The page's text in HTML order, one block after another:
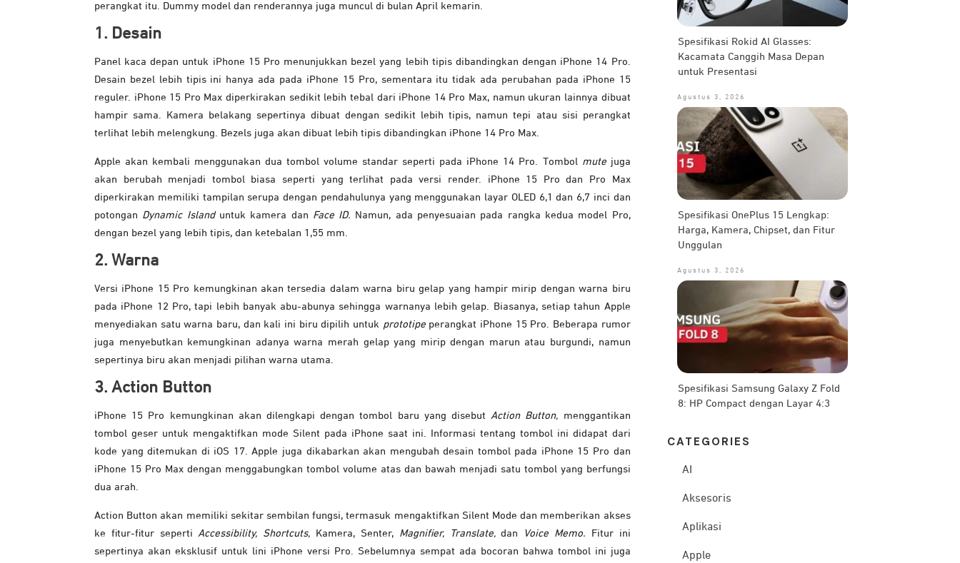
perangkat itu. Dummy model dan renderannya juga muncul di bulan April kemarin.
1. Desain
Panel kaca depan untuk iPhone 15 Pro menunjukkan bezel yang lebih tipis dibandingkan dengan iPhone 14 Pro.
Desain bezel lebih tipis ini hanya ada pada iPhone 15 Pro, sementara itu tidak ada perubahan pada iPhone 15
reguler. iPhone 15 Pro Max diperkirakan sedikit lebih tebal dari iPhone 14 Pro Max, namun ukuran lainnya dibuat
hampir sama. Kamera belakang sepertinya dibuat dengan sedikit lebih tipis, namun tepi atau sisi perangkat
terlihat lebih melengkung. Bezels juga akan dibuat lebih tipis dibandingkan iPhone 14 Pro Max.
Apple akan kembali menggunakan dua tombol volume standar seperti pada iPhone 14 Pro. Tombol mutejuga
akan berubah menjadi tombol biasa seperti yang terlihat pada versi render. iPhone 15 Pro dan Pro Max
diperkirakan memiliki tampilan serupa dengan pendahulunya yang menggunakan layar OLED 6,1 dan 6,7 inci dan
potongan Dynamic Islanduntuk kamera dan Face ID. Namun, ada penyesuaian pada rangka kedua model Pro,
dengan bezel yang lebih tipis, dan ketebalan 1,55 mm.
2. Warna
Versi iPhone 15 Pro kemungkinan akan tersedia dalam warna biru gelap yang hampir mirip dengan warna biru
pada iPhone 12 Pro, tapi lebih banyak abu-abunya sehingga warnanya lebih gelap. Biasanya, setiap tahun Apple
menyediakan satu warna baru, dan kali ini biru dipilih untuk prototipeperangkat iPhone 15 Pro. Beberapa rumor
juga menyebutkan kemungkinan adanya warna merah gelap yang mirip dengan marun atau burgundi, namun
sepertinya biru akan menjadi pilihan warna utama.
3. Action Button
iPhone 15 Pro kemungkinan akan dilengkapi dengan tombol baru yang disebutAction Button, menggantikan
tombol geser untuk mengaktifkan mode Silent pada iPhone saat ini. Informasi tentang tombol ini didapat dari
kode yang ditemukan di iOS 17.Apple juga dikabarkan akan mengubah desain tombol pada iPhone 15 Pro dan
iPhone 15 Pro Max dengan menggabungkan tombol volume atas dan bawah menjadi satu tombol yang berfungsi
dua arah.
Action Button akan memiliki sekitar sembilan fungsi, termasuk mengaktifkan Silent Mode dan memberikan akses
ke fitur-fitur sepertiAccessibility, Shortcuts, Kamera, Senter, Magnifier, Translate,dan Voice Memo.
Fitur ini
sepertinya akan eksklusif untuk lini iPhone versi Pro. Sebelumnya sempat ada bocoran bahwa tombol ini juga
Spesifikasi Rokid AI Glasses:
Kacamata Canggih Masa Depan
untuk Presentasi
Agustus 3, 2026
Spesifikasi OnePlus 15 Lengkap:
Harga, Kamera, Chipset, dan Fitur
Unggulan
Agustus 3, 2026
Spesifikasi Samsung Galaxy Z Fold
8: HP Compact dengan Layar 4:3
CATEG ORIES
AI
Aksesoris
Aplikasi
Apple